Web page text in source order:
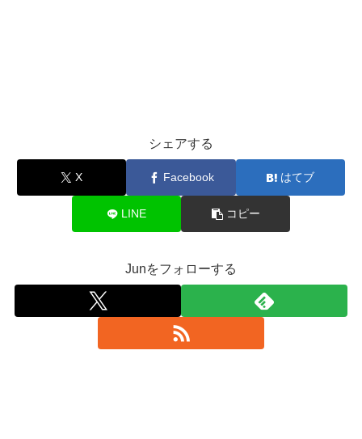
シェアする
X Facebook はてブ
LINE コピー
Junをフォローする